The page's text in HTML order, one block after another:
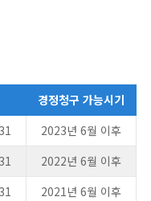
경정청구 가능시기
2023년 6월 이후
2022년 6월 이후
2021년 6월 이후